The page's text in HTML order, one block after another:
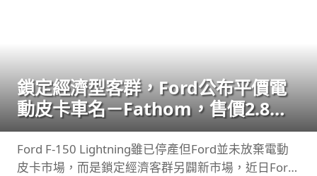
鎖定經濟型客群，Ford公布平價電
動皮卡車名－Fathom，售價2.8萬
美元起
Ford F-150 Lightning雖已停產但Ford並未放棄電動
皮卡市場，而是鎖定經濟客群另闢新市場，近日Ford